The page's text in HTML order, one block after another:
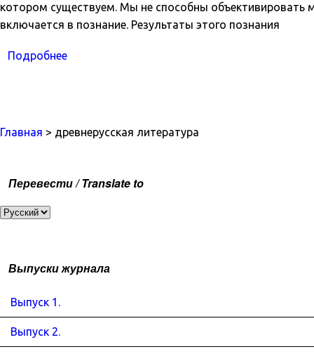
котором существуем. Мы не способны объективировать
включается в познание. Результаты этого познания
Подробнее
Главная > древнерусская литература
Перевести / Translate to
Выпуски журнала
Выпуск 1.
Выпуск 2.